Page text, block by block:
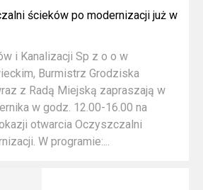
ścieków po modernizacji już w
i Kanalizacji Sp z o o w
Burmistrz Grodziska
z Radą Miejską zapraszają w
w godz. 12.00-16.00 na
otwarcia Oczyszczalni
W programie:...